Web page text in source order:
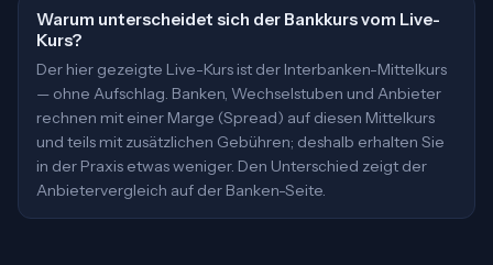
Warum unterscheidet sich der Bankkurs vom Live-
Kurs?
Der hier gezeigte Live-Kurs ist der Interbanken-Mittelkurs
— ohne Aufschlag. Banken, Wechselstuben und Anbieter
rechnen mit einer Marge (Spread) auf diesen Mittelkurs
und teils mit zusätzlichen Gebühren; deshalb erhalten Sie
in der Praxis etwas weniger. Den Unterschied zeigt der
Anbietervergleich auf der Banken-Seite.